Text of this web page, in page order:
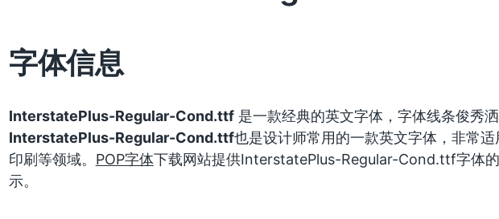
字体信息
InterstatePlus-Regular-Cond.ttf是一款经典的英文字体，字体线条俊秀
InterstatePlus-Regular-Cond.ttf也是设计师常用的一款英文字体，非常
印刷等领域。 POP字体下载网站提供InterstatePlus-Regular-Cond.ttf字体
示。